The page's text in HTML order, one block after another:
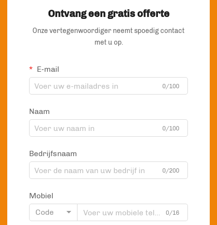
Ontvang een gratis offerte
Onze vertegenwoordiger neemt spoedig contact
met u op.
E-mail
0/100
Naam
0/100
Bedrijfsnaam
0/200
Mobiel
Code
0/16